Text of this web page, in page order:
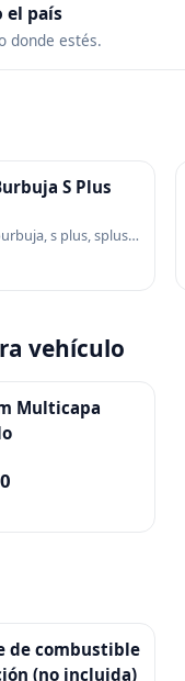
el país
donde estés.
S Plus
s plus, splus,
vehículo
Multicapa
de combustible
(no incluida)